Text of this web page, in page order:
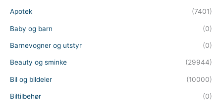
a
r
h
Apotek (7401)
Baby og barn (0)
Barnevogner og utstyr (0)
Beauty og sminke (29944)
Bil og bildeler (10000)
Biltilbehør (0)